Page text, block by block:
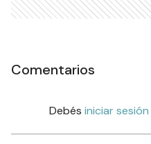
Comentarios
Debés iniciar sesión